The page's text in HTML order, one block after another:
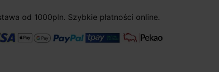
od 1000pln. Szybkie płatności online.